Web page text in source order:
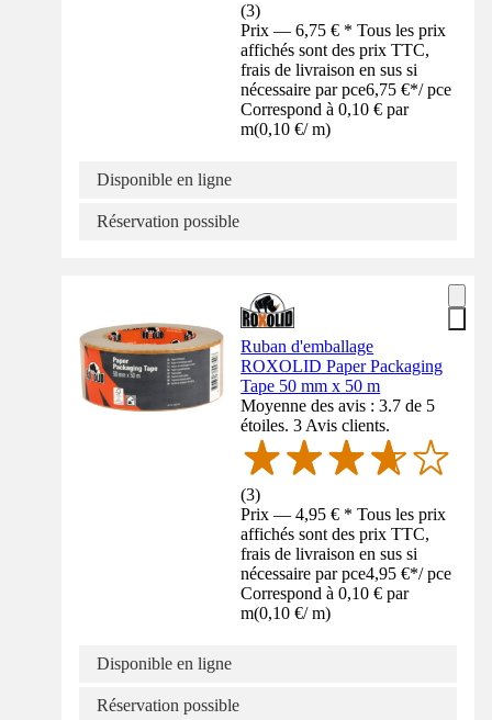
(3)
Prix — 6,75 € * Tous les prix
affichés sont des prix TTC,
frais de livraison en sus si
nécessaire par pce6,75 €*/ pce
Correspond à 0,10 € par
m(0,10 €/ m)
Disponible en ligne
Réservation possible
Ruban d'emballage
ROXOLID Paper Packaging
Tape 50 mm x 50 m
Moyenne des avis : 3.7 de 5
étoiles. 3 Avis clients.
(3)
Prix — 4,95 € * Tous les prix
affichés sont des prix TTC,
frais de livraison en sus si
nécessaire par pce4,95 €*/ pce
Correspond à 0,10 € par
m(0,10 €/ m)
Disponible en ligne
Réservation possible